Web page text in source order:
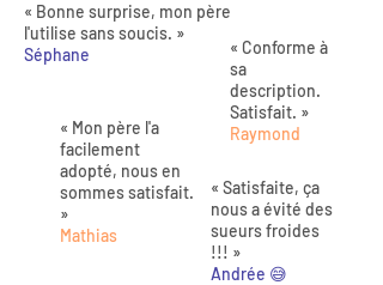
« Bonne surprise, mon père
l'utilise sans soucis. »
Séphane
« Mon père l'a
facilement
adopté, nous en
sommes satisfait.
»
Mathias
« Conforme à
sa
description.
Satisfait. »
Raymond
« Satisfaite, ça
nous a évité des
sueurs froides
!!! »
Andrée 😅